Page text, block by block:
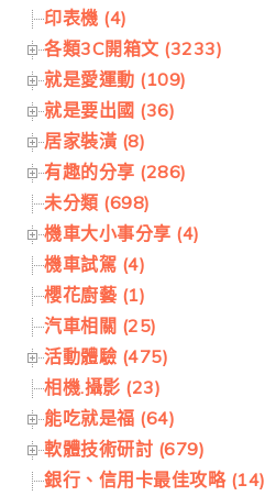
印表機 (4)
各類3C開箱文 (3233)
就是愛運動 (109)
就是要出國 (36)
居家裝潢 (8)
有趣的分享 (286)
未分類 (698)
機車大小事分享 (4)
機車試駕 (4)
櫻花廚藝 (1)
汽車相關 (25)
活動體驗 (475)
相機.攝影 (23)
能吃就是福 (64)
軟體技術研討 (679)
銀行、信用卡最佳攻略 (14)